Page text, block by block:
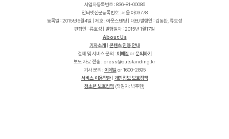
사업자등록번호 : 836-81-00086
인터넷신문등록번호 : 서울 아03778
등록일 : 2015년 6월4일 | 제호 : 아웃스탠딩 | 대표/발행인 : 김동환, 류호성
편집인 : 류호성 | 발행일자 : 2015년 1월17일
About Us
기자소개
콘텐츠 인용 안내
결제 및 서비스 문의 : 이메일 or문의하기
보도 자료 전송 :
r
k
.
g
n
i
d
n
a
t
s
t
u
o
@
s
s
e
r
p
기사 문의 : 이메일 or 1600-2895
서비스 이용약관| 개인정보 보호정책
청소년 보호정책 (책임자: 박주현)